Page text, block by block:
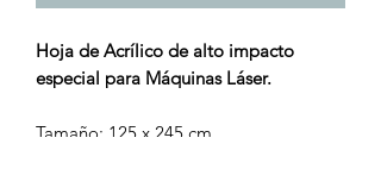
Hoja de Acrílico de alto impacto
especial para Máquinas Láser.
Tamaño: 125 x 245 cm